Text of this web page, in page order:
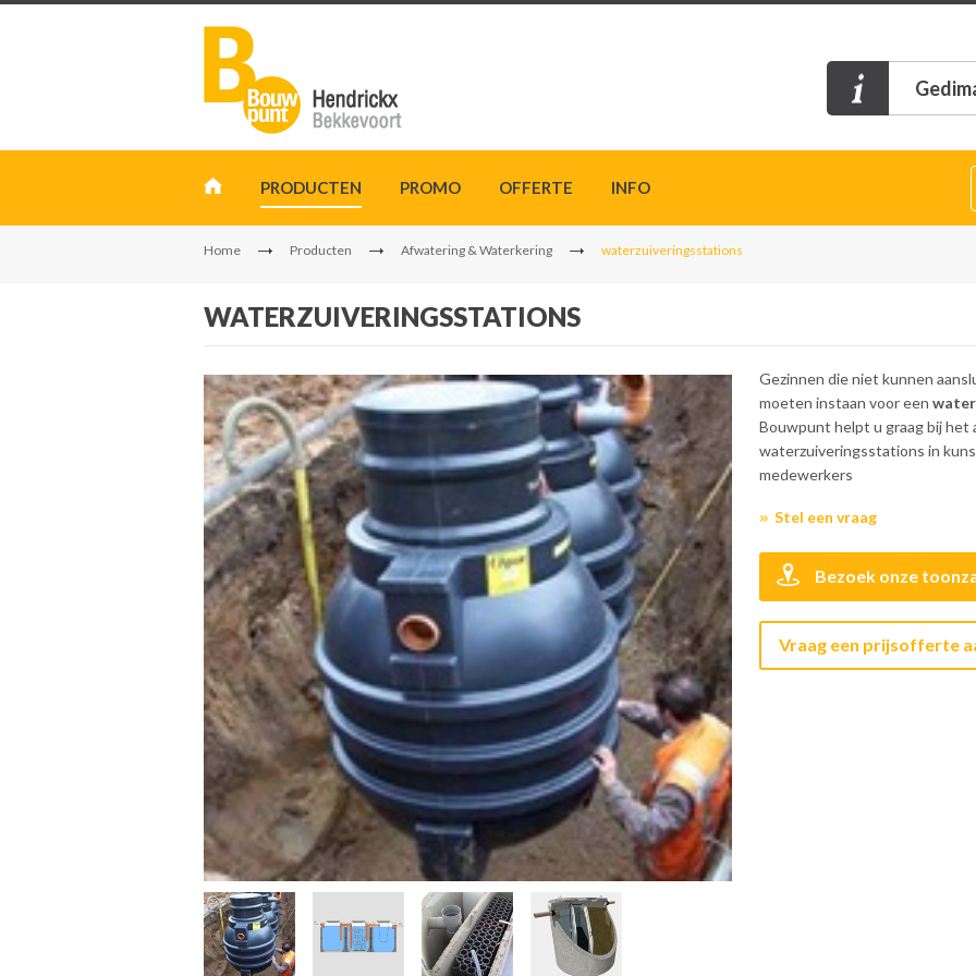
PRODUCTEN PROMO OFFERTE INFO
Home Producten Afwatering & Waterkering waterzuiveringsstations
WATERZUIVERINGSSTATIONS
Gezinnen die niet kunnen
moeten instaan voor een
Bouwpunt helpt u graag bij het
waterzuiveringsstations in
medewerkers
Stel een vraag
Bezoek onze
Vraag een prijsofferte